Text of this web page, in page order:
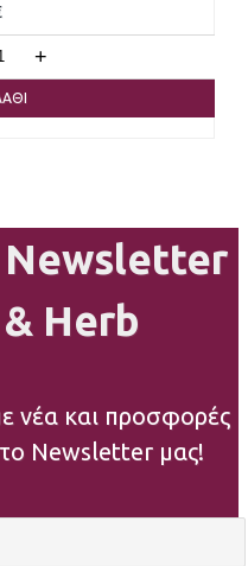
+
Herb
νέα και προσφορές
Newsletter μας!